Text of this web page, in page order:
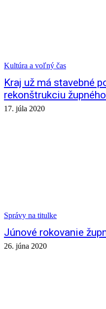
Kultúra a voľný čas
Kraj už má stavebné
rekonštrukciu
17. júla 2020
Správy na titulke
Júnové rokovanie
26. júna 2020